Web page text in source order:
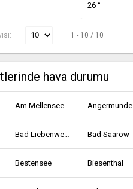
26 °
1 - 10 / 10
hava durumu
Am Mellensee Angermünde
Bad Liebenwerda Bad Saarow
Bestensee Biesenthal